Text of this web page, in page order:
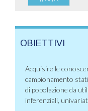
OBIETTIVI
Acquisire le
campionamento
di popolazione da
inferenziali,